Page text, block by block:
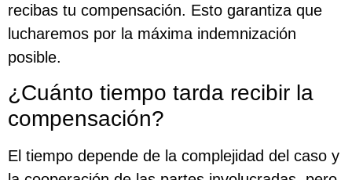
recibas tu compensación. Esto garantiza que
lucharemos por la máxima indemnización
posible.
¿Cuánto tiempo tarda recibir la
compensación?
El tiempo depende de la complejidad del caso y